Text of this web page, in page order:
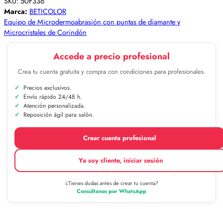
Marca: BETICOLOR
Equipo de Microdermoabrasión con puntas de diamante y
Microcristales de Corindón
Accede a precio profesional
Crea tu cuenta gratuita y compra con condiciones para profesionales.
Precios exclusivos.
Envío rápido 24/48 h.
Atención personalizada.
Reposición ágil para salón.
Crear cuenta profesional
Ya soy cliente, iniciar sesión
¿Tienes dudas antes de crear tu cuenta?
Consúltanos por WhatsApp